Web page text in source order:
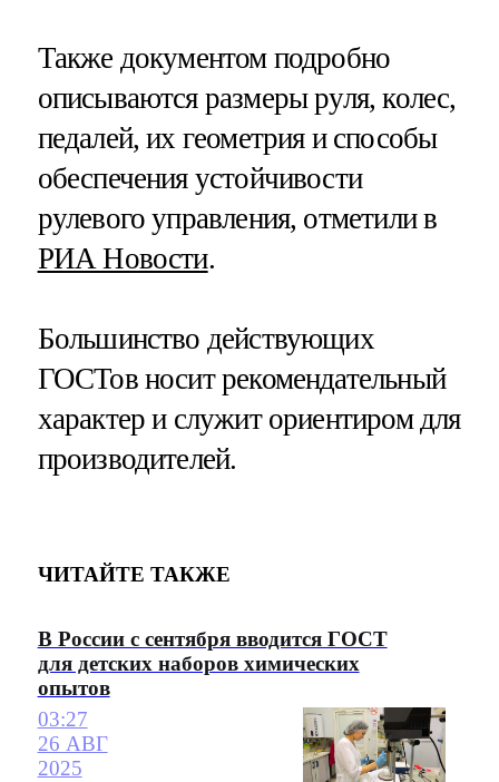
Также документом подробно
описываются размеры руля, колес,
педалей, их геометрия и способы
обеспечения устойчивости
рулевого управления, отметили в
РИА Новости.
Большинство действующих
ГОСТов носит рекомендательный
характер и служит ориентиром для
производителей.
ЧИТАЙТЕ ТАКЖЕ
В России с сентября вводится ГОСТ
для детских наборов химических
опытов
03:27
26 АВГ
2025